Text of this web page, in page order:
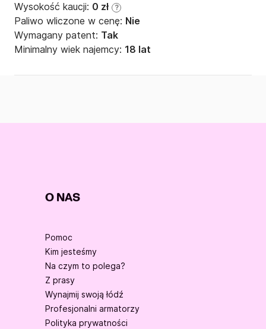
Wysokość kaucji: 0 zł ?
Paliwo wliczone w cenę: Nie
Wymagany patent: Tak
Minimalny wiek najemcy: 18 lat
O NAS
Pomoc
Kim jesteśmy
Na czym to polega?
Z prasy
Wynajmij swoją łódź
Profesjonalni armatorzy
Polityka prywatności